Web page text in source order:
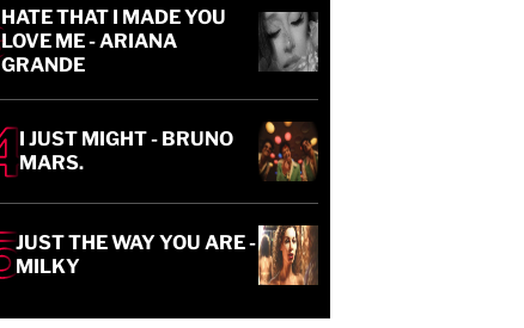
HATE THAT I MADE YOU
LOVE ME - ARIANA
GRANDE
I JUST MIGHT - BRUNO
MARS.
JUST THE WAY YOU ARE -
MILKY